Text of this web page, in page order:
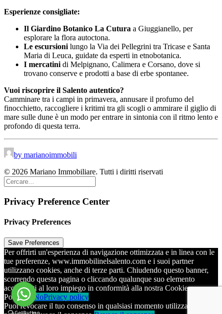
Esperienze consigliate:
Il Giardino Botanico La Cutura a Giuggianello, per
esplorare la flora autoctona.
Le escursionilungo la Via dei Pellegrini tra Tricase e Santa
Maria di Leuca, guidate da esperti in etnobotanica.
I mercatinidi Melpignano, Calimera e Corsano, dove si
trovano conserve e prodotti a base di erbe spontanee.
Vuoi riscoprire il Salento autentico?
Camminare tra i campi in primavera, annusare il profumo del
finocchietto, raccogliere i kritimi tra gli scogli o ammirare il giglio di
mare sulle dune è un modo per entrare in sintonia con il ritmo lento e
profondo di questa terra.
by marianoimmobili
© 2026 Mariano Immobiliare. Tutti i diritti riservati
Privacy Preference Center
Privacy Preferences
Per offrirti un'esperienza di navigazione ottimizzata e in linea con le
tue preferenze, www.immobilinelsalento.com e i suoi partner
utilizzano cookies, anche di terze parti. Chiudendo questo banner,
scorrendo questa pagina o cliccando qualunque suo elemento
acconsenti al loro impiego in conformità alla nostra Cookie
PolicyOk NoPrivacy policy
Puoi revocare il tuo consenso in qualsiasi momento utilizzando il